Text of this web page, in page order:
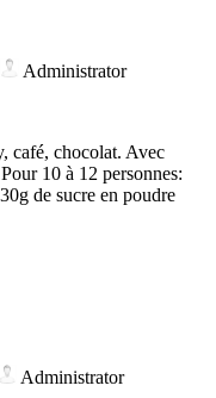
Administrator
café, chocolat. Avec
10 à 12 personnes:
de sucre en poudre
Administrator